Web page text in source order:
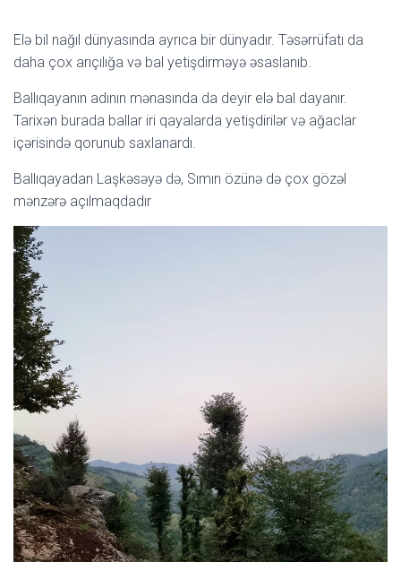
Elə bil nağıl dünyasında ayrıca bir dünyadır. Təsərrüfatı da
daha çox arıçılığa və bal yetişdirməyə əsaslanıb.
Ballıqayanın adının mənasında da deyir elə bal dayanır.
Tarixən burada ballar iri qayalarda yetişdirilər və ağaclar
içərisində qorunub saxlanardı.
Ballıqayadan Laşkəsəyə də, Sımın özünə də çox gözəl
mənzərə açılmaqdadır